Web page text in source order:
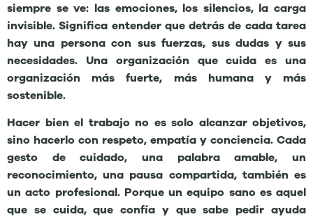
siempre se ve: las emociones, los silencios, la carga
invisible. Significa entender que detrás de cada tarea
hay una persona con sus fuerzas, sus dudas y sus
necesidades. Una organización que cuida es una
organización más fuerte, más humana y más
sostenible.
Hacer bien el trabajo no es solo alcanzar objetivos,
sino hacerlo con respeto, empatía y conciencia. Cada
gesto de cuidado, una palabra amable, un
reconocimiento, una pausa compartida, también es
un acto profesional. Porque un equipo sano es aquel
que se cuida, que confía y que sabe pedir ayuda